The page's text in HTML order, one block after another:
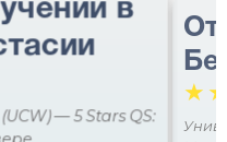
в
— 5 Stars QS:
☆